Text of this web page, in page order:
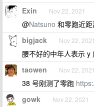
Exin Nov 22, 2021
@Natsuno 和零跑近
bigjack Nov 22, 2021
腰不好的中年人表示 y
taowen Nov 22, 2021
38 号刚测了零跑
gowk Nov 22, 2021